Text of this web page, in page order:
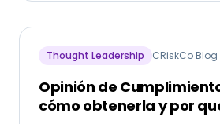
Thought Leadership CRiskCo Blog
Opinión de
cómo obtenerla y por